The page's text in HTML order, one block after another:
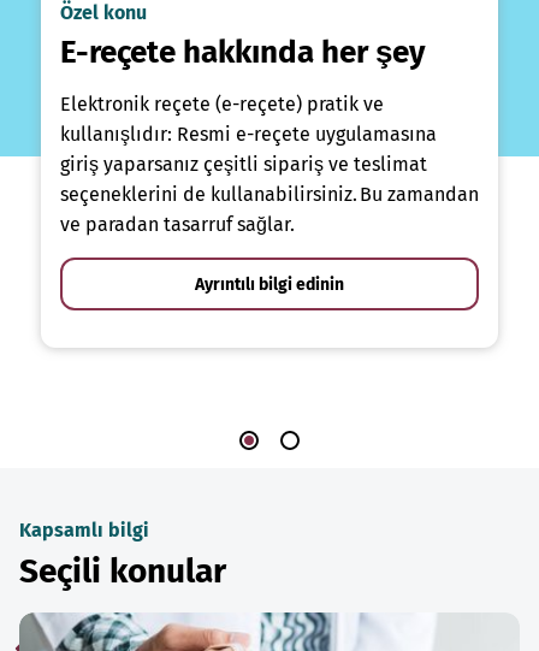
Özel konu
E-reçete hakkında her şey
Elektronik reçete (e-reçete) pratik ve
kullanışlıdır: Resmi e-reçete uygulamasına
giriş yaparsanız çeşitli sipariş ve teslimat
seçeneklerini de kullanabilirsiniz. Bu zamandan
ve paradan tasarruf sağlar.
Ayrıntılı bilgi edinin
Kapsamlı bilgi
Seçili konular